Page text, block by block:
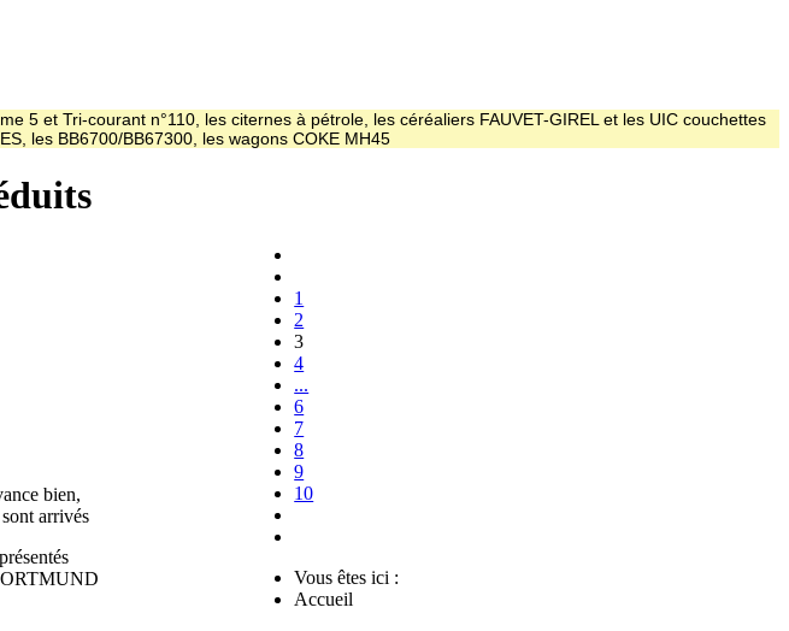
5 et Tri-courant n°110, les citernes à pétrole, les céréaliers FAUVET-GIREL et les UIC couchettes
les BB6700/BB67300, les wagons COKE MH45
bien,
arrivés
1
2
3
4
...
6
7
8
9
10
Vous êtes ici :
Accueil